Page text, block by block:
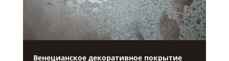
Венецианское декоративное покрытие